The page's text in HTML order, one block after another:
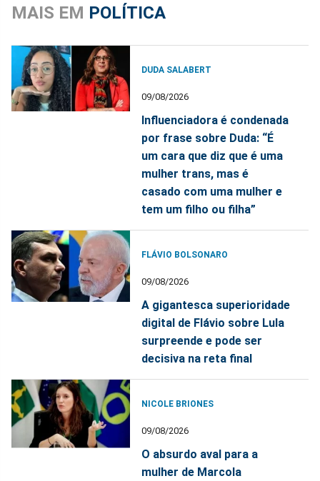
MAIS EM POLÍTICA
DUDA SALABERT
09/08/2026
Influenciadora é condenada
por frase sobre Duda: “É
um cara que diz que é uma
mulher trans, mas é
casado com uma mulher e
tem um filho ou filha”
FLÁVIO BOLSONARO
09/08/2026
A gigantesca superioridade
digital de Flávio sobre Lula
surpreende e pode ser
decisiva na reta final
NICOLE BRIONES
09/08/2026
O absurdo aval para a
mulher de Marcola